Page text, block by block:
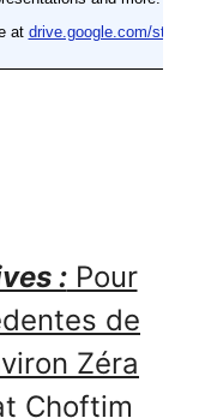
:Pour
de
Zéra
Choftim